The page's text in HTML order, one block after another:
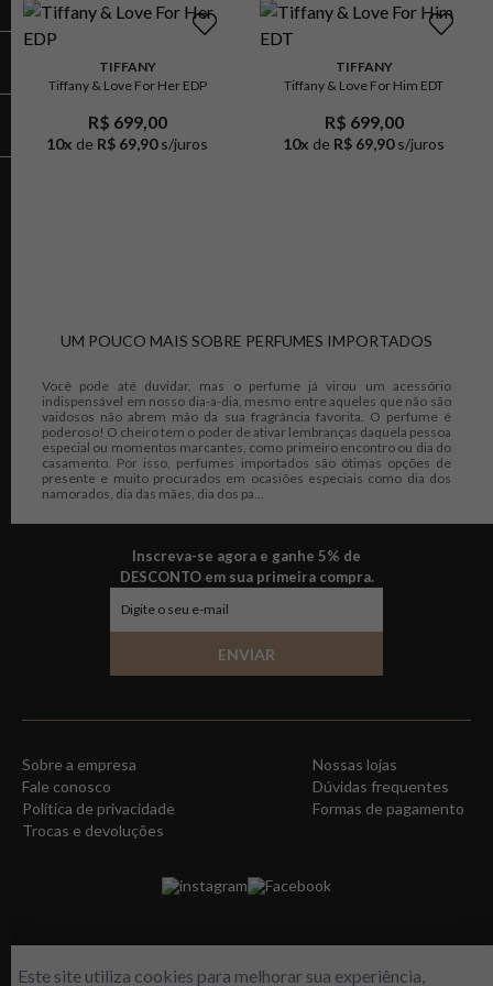
TIFFANY
Tiffany & Love For Her EDP
R$ 699,00
10x de R$ 69,90 s/juros
TIFFANY
Tiffany & Love For Him EDT
R$ 699,00
10x de R$ 69,90 s/juros
UM POUCO MAIS SOBRE PERFUMES IMPORTADOS
Você pode até duvidar, mas o perfume já virou um acessório
indispensável em nosso dia-a-dia, mesmo entre aqueles que não são
vaidosos não abrem mão da sua fragrância favorita. O perfume é
poderoso! O cheiro tem o poder de ativar lembranças daquela pessoa
especial ou momentos marcantes, como primeiro encontro ou dia do
casamento. Por isso, perfumes importados são ótimas opções de
presente e muito procurados em ocasiões especiais como dia dos
namorados, dia das mães, dia dos pa...
Este site utiliza cookies para melhorar sua experiência,
Inscreva-se agora e ganhe 5% de
DESCONTO em sua primeira compra.
ENVIAR
Sobre a empresa
Nossas lojas
Fale conosco
Dúvidas frequentes
Política de privacidade
Formas de pagamento
Trocas e devoluções
instagram Facebook